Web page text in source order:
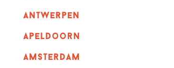
Antwerpen
apeldoorn
Amsterdam